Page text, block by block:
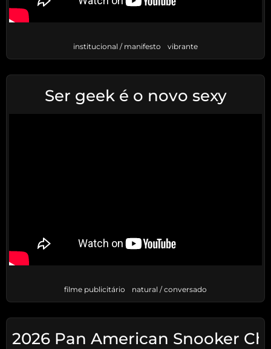
institucional / manifesto vibrante
Ser geek é o novo sexy
filme publicitário natural / conversado
2026 Pan American Snooker